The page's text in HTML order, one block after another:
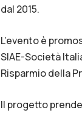
dal 2015.
L’evento è
SIAE-Società
Risparmio della
Il progetto